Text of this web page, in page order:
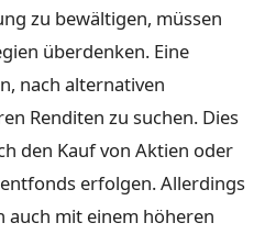
zu bewältigen, müssen
überdenken. Eine
nach alternativen
Renditen zu suchen. Dies
den Kauf von Aktien oder
erfolgen. Allerdings
auch mit einem höheren